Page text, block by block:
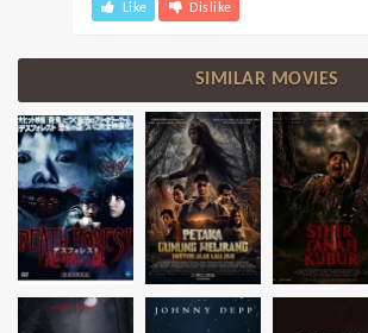
Like Dislike
SIMILAR MOVIES